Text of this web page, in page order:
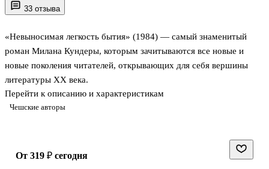
33 отзыва
Чешские авторы
«Невыносимая легкость бытия» (1984) — самый знаменитый
роман Милана Кундеры, которым зачитываются все новые и
новые поколения читателей, открывающих для себя вершины
литературы XX века.
Перейти к описанию и характеристикам
от 319 ₽ сегодня